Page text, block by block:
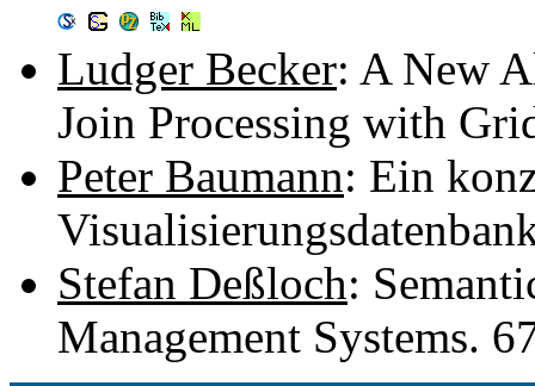
Ludger Becker: A New
Join Processing with
Peter Baumann: Ein
Stefan Deßloch:
Management Systems.